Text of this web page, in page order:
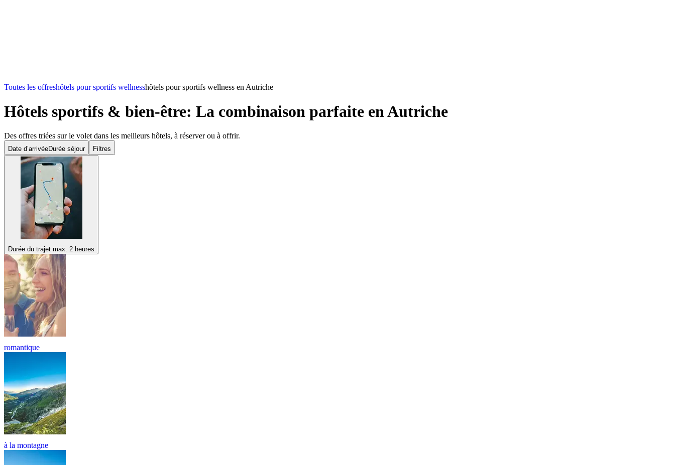
Toutes les offreshôtels pour sportifs wellnesshôtels pour sportifs wellness en Autriche
Hôtels sportifs & bien-être: La combinaison parfaite en Autriche
Des offres triées sur le volet dans les meilleurs hôtels, à réserver ou à offrir.
Date d’arrivéeDurée séjour Filtres
Durée du trajet max. 2 heures
romantique
à la montagne